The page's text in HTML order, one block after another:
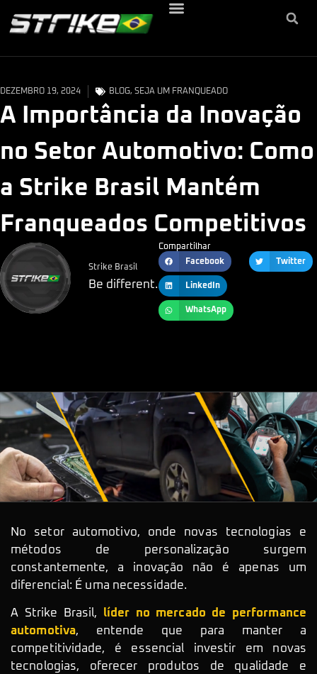
DEZEMBRO 19, 2024 BLOG, SEJA UM FRANQUEADO
A Importância da Inovação
no Setor Automotivo: Como
a Strike Brasil Mantém
Franqueados Competitivos
Strike Brasil
Be different.
Compartilhar
Facebook
Twitter
LinkedIn
WhatsApp
No setor automotivo, onde novas tecnologias e
métodos de personalização surgem
constantemente, a inovação não é apenas um
diferencial: É uma necessidade.
A Strike Brasil, líder no mercado de performance
automotiva, entende que para manter a
competitividade, é essencial investir em novas
tecnologias, oferecer produtos de qualidade e